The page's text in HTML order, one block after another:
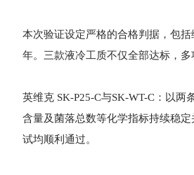
本次验证设定严格的合格判据，包
年。三款液冷工质不仅全部达标，
英维克 SK-P25-C与SK-WT-C：以
含量及菌落总数等化学指标持续稳
试均顺利通过。